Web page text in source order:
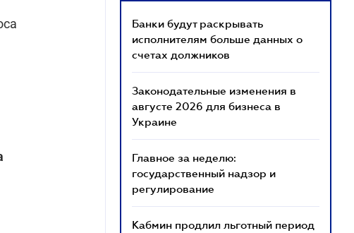
Банки будут раскрывать
исполнителям больше данных о
счетах должников
Законодательные изменения в
августе 2026 для бизнеса в
Украине
Главное за неделю:
государственный надзор и
регулирование
Кабмин продлил льготный период